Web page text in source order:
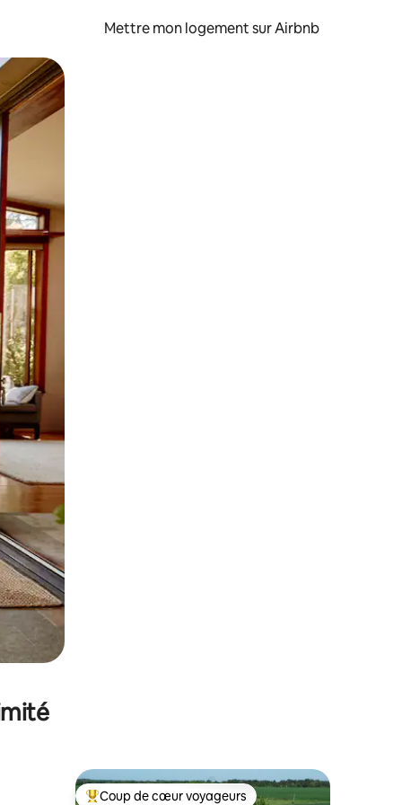
Mettre mon logement sur Airbnb
glisser.
Coup de cœur voyageurs